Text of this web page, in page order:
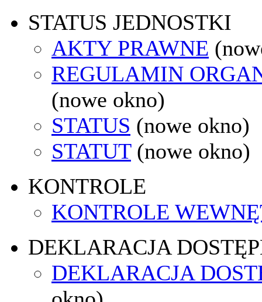
STATUS JEDNOSTKI
AKTY PRAWNE
REGULAMIN
(nowe okno)
STATUS (nowe okno)
STATUT (nowe okno)
KONTROLE
KONTROLE
DEKLARACJA
DEKLARACJA